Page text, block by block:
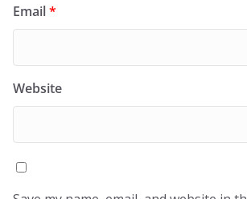
Email*
Website